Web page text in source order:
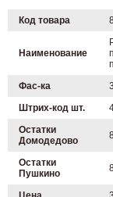
Код товара
Наименование
Фас-ка
Штрих-код шт.
Остатки
Домодедово
Остатки
Пушкино